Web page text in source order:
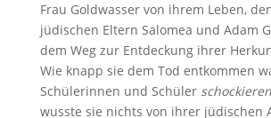
Frau Goldwasser von ihrem Leben,
jüdischen Eltern Salomea und Adam
dem Weg zur Entdeckung ihrer
Wie knapp sie dem Tod entkommen
Schülerinnen und Schüler
wusste sie nichts von ihrer jüdischen